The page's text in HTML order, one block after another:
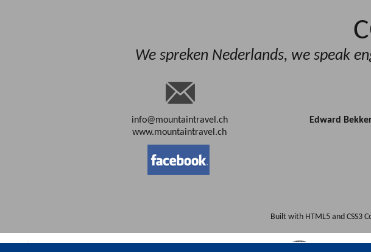
We spreken Nederlands, we speak
info@mountaintravel.ch
www.mountaintravel.ch
Edward
Built with HTML5 and CSS3